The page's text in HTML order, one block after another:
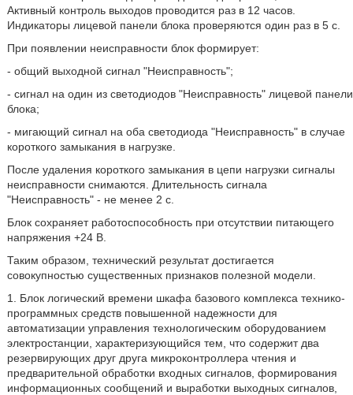
Активный контроль выходов проводится раз в 12 часов.
Индикаторы лицевой панели блока проверяются один раз в 5 с.
При появлении неисправности блок формирует:
- общий выходной сигнал "Неисправность";
- сигнал на один из светодиодов "Неисправность" лицевой панели
блока;
- мигающий сигнал на оба светодиода "Неисправность" в случае
короткого замыкания в нагрузке.
После удаления короткого замыкания в цепи нагрузки сигналы
неисправности снимаются. Длительность сигнала
"Неисправность" - не менее 2 с.
Блок сохраняет работоспособность при отсутствии питающего
напряжения +24 В.
Таким образом, технический результат достигается
совокупностью существенных признаков полезной модели.
1. Блок логический времени шкафа базового комплекса технико-
программных средств повышенной надежности для
автоматизации управления технологическим оборудованием
электростанции, характеризующийся тем, что содержит два
резервирующих друг друга микроконтроллера чтения и
предварительной обработки входных сигналов, формирования
информационных сообщений и выработки выходных сигналов,